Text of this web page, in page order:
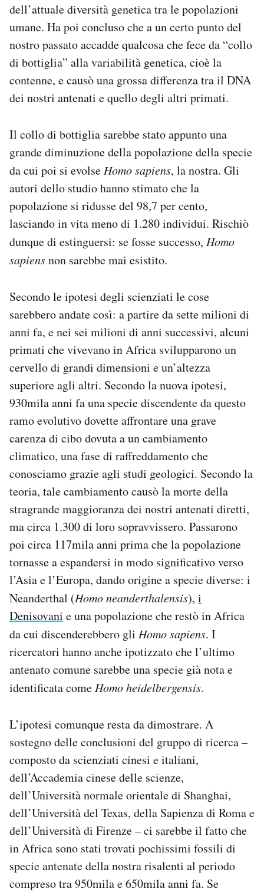
dell’attuale diversità genetica tra le popolazioni
umane. Ha poi concluso che a un certo punto del
nostro passato accadde qualcosa che fece da “collo
di bottiglia” alla variabilità genetica, cioè la
contenne, e causò una grossa differenza tra il DNA
dei nostri antenati e quello degli altri primati.
Il collo di bottiglia sarebbe stato appunto una
grande diminuzione della popolazione della specie
da cui poi si evolseHomo sapiens, la nostra. Gli
autori dello studio hanno stimato che la
popolazione si ridusse del 98,7 per cento,
lasciando in vita meno di 1.280 individui. Rischiò
dunque di estinguersi: se fosse successo, Homo
sapiensnon sarebbe mai esistito.
Secondo le ipotesi degli scienziati le cose
sarebbero andate così: a partire da sette milioni di
anni fa, e nei sei milioni di anni successivi, alcuni
primati che vivevano in Africa svilupparono un
cervello di grandi dimensioni e un’altezza
superiore agli altri. Secondo la nuova ipotesi,
930mila anni fa una specie discendente da questo
ramo evolutivo dovette affrontare una grave
carenza di cibo dovuta a un cambiamento
climatico, una fase di raffreddamento che
conosciamo grazie agli studi geologici. Secondo la
teoria, tale cambiamento causò la morte della
stragrande maggioranza dei nostri antenati diretti,
ma circa 1.300 di loro sopravvissero. Passarono
poi circa 117mila anni prima che la popolazione
tornasse a espandersi in modo significativo verso
l’Asia e l’Europa, dando origine a specie diverse: i
Neanderthal (Homo neanderthalensis), i
Denisovani e una popolazione che restò in Africa
da cui discenderebbero gli Homo sapiens. I
ricercatori hanno anche ipotizzato che l’ultimo
antenato comune sarebbe una specie già nota e
identificata comeHomo heidelbergensis.
L’ipotesi comunque resta da dimostrare. A
sostegno delle conclusioni del gruppo di ricerca –
composto da scienziati cinesi e italiani,
dell’Accademia cinese delle scienze,
dell’Università normale orientale di Shanghai,
dell’Università del Texas, della Sapienza di Roma e
dell’Università di Firenze – ci sarebbe il fatto che
in Africa sono stati trovati pochissimi fossili di
specie antenate della nostra risalenti al periodo
compreso tra 950mila e 650mila anni fa. Se